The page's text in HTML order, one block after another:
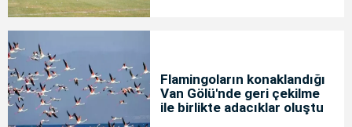
Flamingoların konaklandığı
Van Gölü'nde geri çekilme
ile birlikte adacıklar oluştu